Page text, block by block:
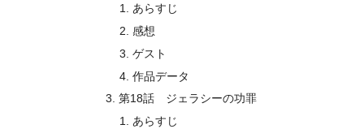
あらすじ
感想
ゲスト
作品データ
第18話 ジェラシーの功罪
あらすじ